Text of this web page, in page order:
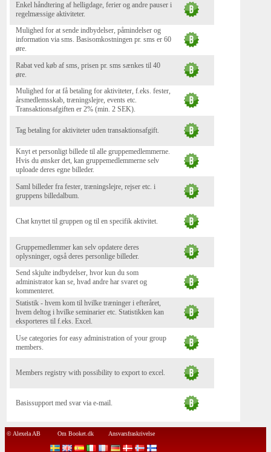
Enkel håndtering af helligdage, ferier og andre pauser i
regelmæssige aktiviteter.
Mulighed for at sende indbydelser, påmindelser og
information via sms. Basisomkostningen pr. sms er 60
øre.
Rabat ved køb af sms, prisen pr. sms sænkes til 40
øre.
Mulighed for at få betaling for aktiviteter, f.eks. fester,
årsmedlemsskab, træningslejre, events etc.
Transaktionsafgiften er 2% (min. 2 SEK).
Tag betaling for aktiviteter uden transaktionsafgift.
Knyt et personligt billede til alle gruppemedlemmerne.
Hvis du ønsker det, kan gruppemedlemmerne selv
uploade deres egne billeder.
Saml billeder fra fester, træningslejre, rejser etc. i
gruppens billedalbum.
Chat knyttet til gruppen og til en specifik aktivitet.
Gruppemedlemmer kan selv opdatere deres
oplysninger, også deres personlige billeder.
Send skjulte indbydelser, hvor kun du som
administrator kan se, hvad andre har svaret og
kommenteret.
Statistik - hvem kom til hvilke træninger i efteråret,
hvem deltog i hvilke seminarier etc. Statistikken kan
eksporteres til f.eks. Excel.
Use categories for easy administration of your group
members.
Members registry with possibility to export to excel.
Basissupport med svar via e-mail.
© Alexela AB Om Booket.dk Ansvarsfraskrivelse